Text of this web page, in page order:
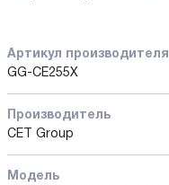
Артикул производителя
GG-CE255X
Производитель
CET Group
Модель